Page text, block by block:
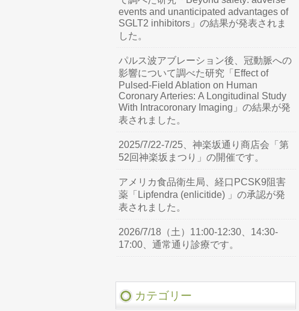
events and unanticipated advantages of
SGLT2 inhibitors」の結果が発表されま
した。
パルス波アブレーション後、冠動脈への
影響について調べた研究「Effect of
Pulsed-Field Ablation on Human
Coronary Arteries: A Longitudinal Study
With Intracoronary Imaging」の結果が発
表されました。
2025/7/22-7/25、神楽坂通り商店会「第
52回神楽坂まつり」の開催です。
アメリカ食品衛生局、経口PCSK9阻害
薬「Lipfendra (enlicitide) 」の承認が発
表されました。
2026/7/18（土）11:00-12:30、14:30-
17:00、通常通り診療です。
カテゴリー